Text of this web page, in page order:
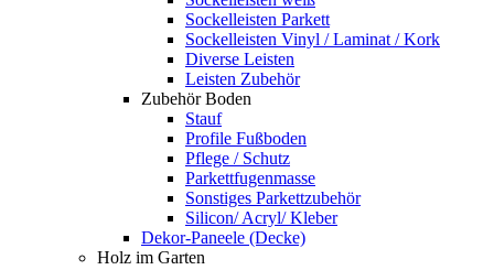
Sockelleisten Parkett
Sockelleisten Vinyl / Laminat / Kork
Diverse Leisten
Leisten Zubehör
Zubehör Boden
Stauf
Profile Fußboden
Pflege / Schutz
Parkettfugenmasse
Sonstiges Parkettzubehör
Silicon/ Acryl/ Kleber
Dekor-Paneele (Decke)
Holz im Garten